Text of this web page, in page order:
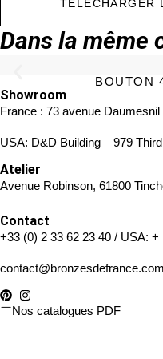
Dans la même
BOUTON
Showroom
France : 73 avenue
USA: D&D Building – 979
Atelier
Avenue Robinson, 61800
Contact
+33 (0) 2 33 62 23 40 / USA: +
contact@bronzesdefrance.com
Nos catalogues PDF